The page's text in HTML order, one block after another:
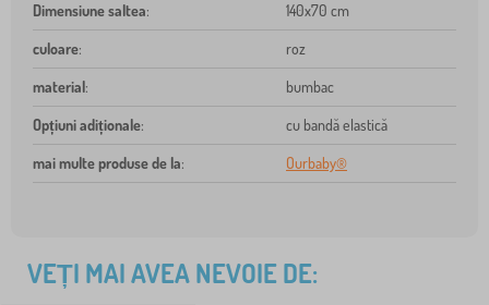
Dimensiune saltea: 140x70 cm
culoare: roz
material: bumbac
Opțiuni adiționale: cu bandă elastică
mai multe produse de la: Ourbaby®
VEȚI MAI AVEA NEVOIE DE: